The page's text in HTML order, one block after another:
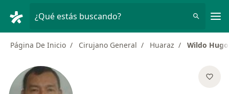
¿Qué estás buscando?
Página De Inicio Cirujano General Huaraz Wildo